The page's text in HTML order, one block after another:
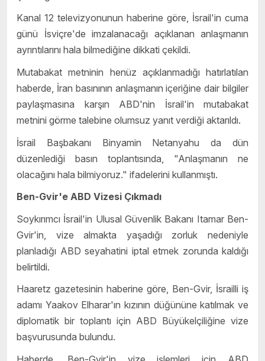
Kanal 12 televizyonunun haberine göre, İsrail'in cuma
günü İsviçre'de imzalanacağı açıklanan anlaşmanın
ayrıntılarını hala bilmediğine dikkati çekildi.
Mutabakat metninin henüz açıklanmadığı hatırlatılan
haberde, İran basınının anlaşmanın içeriğine dair bilgiler
paylaşmasına karşın ABD'nin İsrail'in mutabakat
metnini görme talebine olumsuz yanıt verdiği aktarıldı.
İsrail Başbakanı Binyamin Netanyahu da dün
düzenlediği basın toplantısında, "Anlaşmanın ne
olacağını hala bilmiyoruz." ifadelerini kullanmıştı.
Ben-Gvir'e ABD Vizesi Çıkmadı
Soykırımcı İsrail'in Ulusal Güvenlik Bakanı Itamar Ben-
Gvir'in, vize almakta yaşadığı zorluk nedeniyle
planladığı ABD seyahatini iptal etmek zorunda kaldığı
belirtildi.
Haaretz gazetesinin haberine göre, Ben-Gvir, İsrailli iş
adamı Yaakov Elharar'ın kızının düğününe katılmak ve
diplomatik bir toplantı için ABD Büyükelçiliğine vize
başvurusunda bulundu.